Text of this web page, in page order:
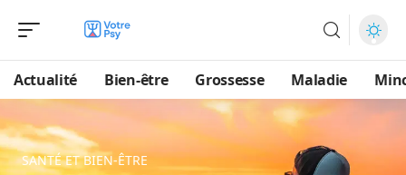
Actualité Bien-être Grossesse Maladie
SANTÉ ET BIEN-ÊTRE